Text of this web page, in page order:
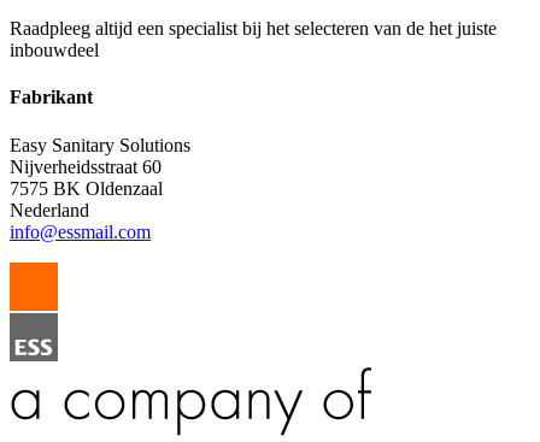
Raadpleeg altijd een specialist bij het selecteren van de het juiste
inbouwdeel
Fabrikant
Easy Sanitary Solutions
Nijverheidsstraat 60
7575 BK Oldenzaal
Nederland
info@essmail.com